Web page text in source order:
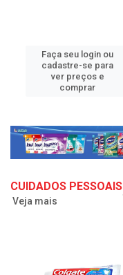
Faça seu login ou
cadastre-se para
ver preços e
comprar
CUIDADOS PESSOAIS
Veja mais